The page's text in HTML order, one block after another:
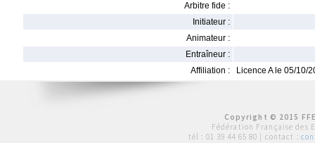
Arbitre fide :
Initiateur :
Animateur :
Entraîneur :
Affiliation :
Licence A le 05/10/
Copyright © 2015
Fédération Française des
tél : 01 39 44 65 80 | contact :